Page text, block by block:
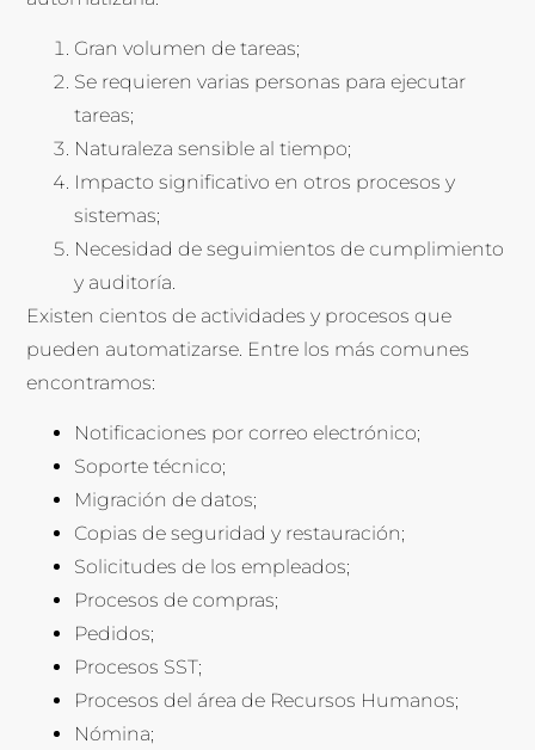
Gran volumen de tareas;
Se requieren varias personas para ejecutar
tareas;
Naturaleza sensible al tiempo;
Impacto significativo en otros procesos y
sistemas;
Necesidad de seguimientos de cumplimiento
y auditoría.
Existen cientos de actividades y procesos que
pueden automatizarse. Entre los más comunes
encontramos:
Notificaciones por correo electrónico;
Soporte técnico;
Migración de datos;
Copias de seguridad y restauración;
Solicitudes de los empleados;
Procesos de compras;
Pedidos;
Procesos SST;
Procesos del área de Recursos Humanos;
Nómina;